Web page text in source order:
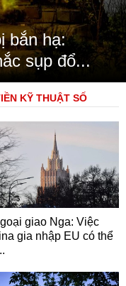
bắn hạ:
sụp đổ...
KỸ THUẬT SỐ
giao Nga: Việc
gia nhập EU có thể